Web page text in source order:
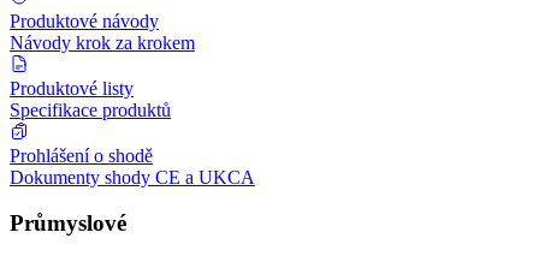
Produktové návody
Návody krok za krokem
Produktové listy
Specifikace produktů
Prohlášení o shodě
Dokumenty shody CE a UKCA
Průmyslové